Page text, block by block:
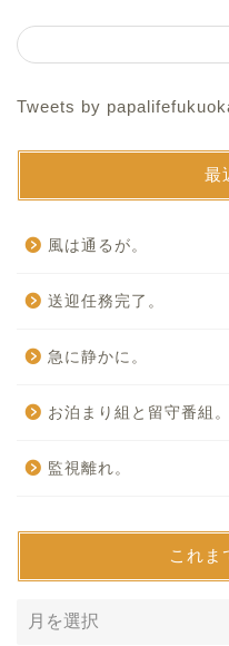
Tweets by
最
風は通るが。
送迎任務完了。
急に静かに。
お泊まり組と留守番組。
監視離れ。
これま